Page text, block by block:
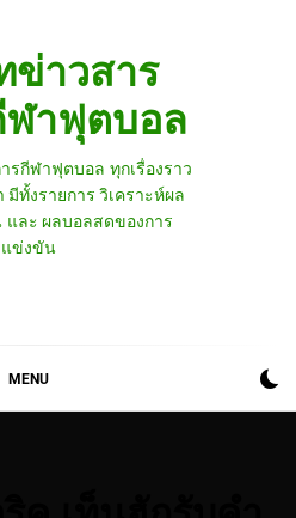
ข่าวสาร
ฬาฟุตบอล
รกีฬาฟุตบอล ทุกเรื่องราว
มีทั้งรายการ วิเคราะห์ผล
ละ ผลบอลสดของการ
แข่งขัน
MENU